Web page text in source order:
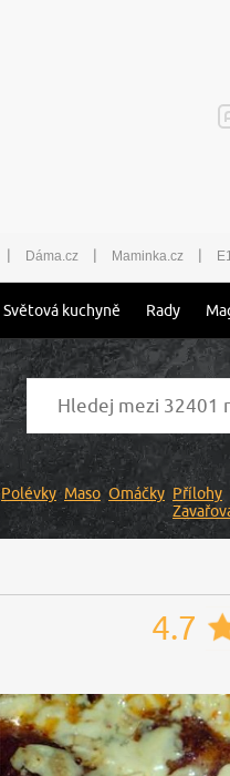
| Dáma.cz | Maminka.cz |
Světová kuchyně Rady
Polévky Maso Omáčky Přílohy
4.7